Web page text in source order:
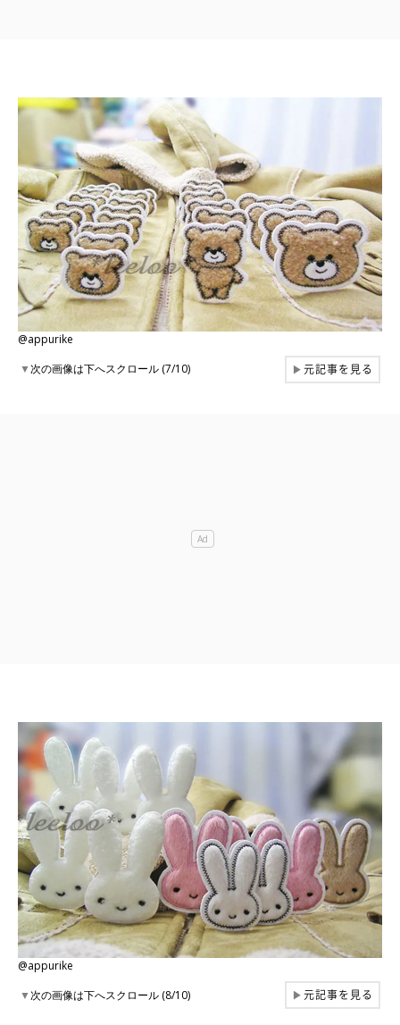
@appurike
▼次の画像は下へスクロール (7/10) ▶元記事を見る
@appurike
▼次の画像は下へスクロール (8/10) ▶元記事を見る